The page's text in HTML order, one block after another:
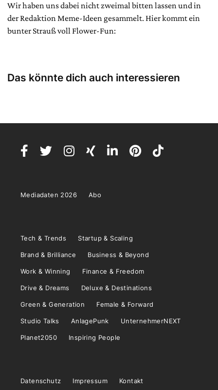
Wir haben uns dabei nicht zweimal bitten lassen und in
der Redaktion Meme-Ideen gesammelt. Hier kommt ein
bunter Strauß voll Flower-Fun:
Das könnte dich auch interessieren
Mediadaten 2026 Abo
Tech & Trends Startup & Scaling
Brand & Brilliance Business & Beyond
Work & Winning Finance & Freedom
Drive & Dreams Deluxe & Destinations
Green & Generation Female & Forward
Studio Talks AnlagePunk UnternehmerNEXT
Planet2050 Inspiring People
Datenschutz Impressum Kontakt